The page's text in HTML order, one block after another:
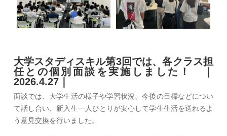
大学スタディスキル第3回では、各クラス担
任との個別面談を実施しました！ ｜
2026.4.27｜
面談では、大学生活の様子や学習状況、今後の目標などについ
て話し合い、新入生一人ひとりが安心して学生生活を送れるよ
う意見交換を行いました。